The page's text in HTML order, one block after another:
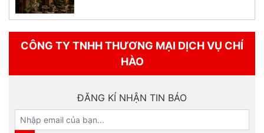
CÔNG TY TNHH THƯƠNG MẠI DỊCH VỤ CHÍ
HÀO
ĐĂNG KÍ NHẬN TIN BÁO